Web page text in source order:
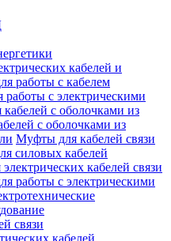
кабелей и
работы с кабелем
с электрическими
с оболочками из
с оболочками из
Муфты для кабелей связи
силовых кабелей
кабелей связи
работы с электрическими
связи
кабелей